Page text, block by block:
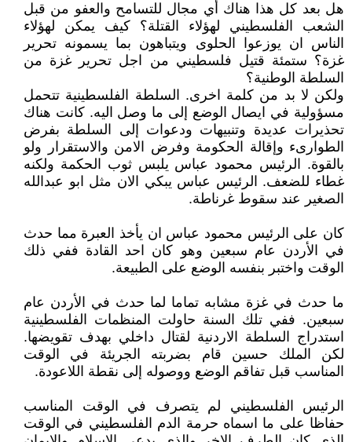
هل بعد كل هذا هناك أي مجال للتسامح والعفو من قبل
الشعب الفلسطيني لهؤلاء القتلة؟ كيف يمكن لهؤلاء
الناس ان يوزعوا الحلوى ويتباهون بما يسمونه تحرير
غزة؟ ستمئة قتيل فلسطيني من اجل تحرير غزة من
السلطة الوطنية؟
ولكن لا بد من كلمة اخرى. السلطة الفلسطينية تتحمل
مسؤولية في ايصال الوضع إلى ما وصل اليه. كانت هناك
تحذيرات عديدة وتنبيهات ودعوات إلى السلطة بفرض
الطوارىء وإقالة الحكومة وفرض الامن والاستقرار ولو
بالقوة. الرئيس محمود عباس يلبس ثوب الحكمة ولكنه
غطاء للضعف. الرئيس عباس يبكي الان مثل ابو عبدالله
الصغير عند سقوط غرناطة.
كان على الرئيس محمود عباس ان يأخذ العبرة مما حدث
في الأردن عام سبعين وهو كان احد القادة ففي ذلك
الوقت واختبر بنفسه الوضع على الطبيعة.
ما حدث في غزة مشابه تماما لما حدث في الأردن عام
سبعين. ففي تلك السنة حاولت المنظمات الفلسطينية
استدراج السلطة الاردنية لقتال داخلي بهدف تقويضها.
لكن الملك حسين قام بضربته الجريئة في الوقت
المناسب قبل تفاقم الوضع ووصوله إلى نقطة اللاعودة.
الرئيس الفلسطيني لم يتصرف في الوقت المناسب
حفاظا على ما اسماه حرمة الدم الفلسطيني في الوقت